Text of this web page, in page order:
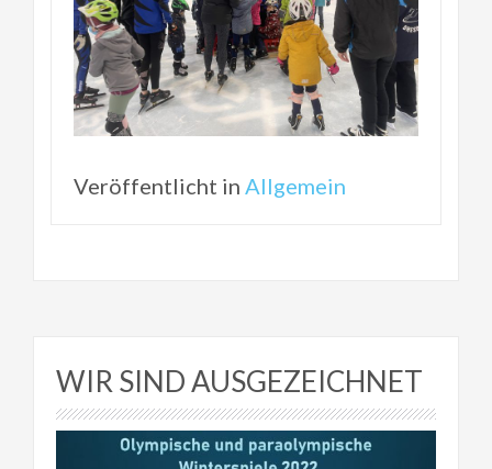
Veröffentlicht in Allgemein
WIR SIND AUSGEZEICHNET